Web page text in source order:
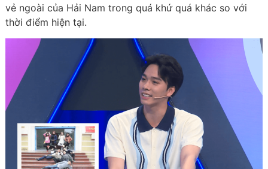
vẻ ngoài của Hải Nam trong quá khứ quá khác so với
thời điểm hiện tại.